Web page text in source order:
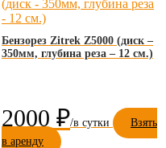
Бензорез Zitrek Z5000 (диск –
350мм, глубина реза – 12 см.)
2000 ₽
Взять
в аренду